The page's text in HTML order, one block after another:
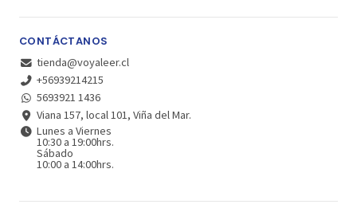
CONTÁCTANOS
tienda@voyaleer.cl
+56939214215
5693921 1436
Viana 157, local 101, Viña del Mar.
Lunes a Viernes
10:30 a 19:00hrs.
Sábado
10:00 a 14:00hrs.